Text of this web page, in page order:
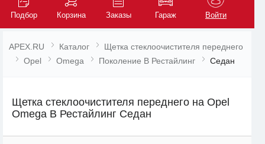
Подбор Корзина Заказы Гараж Войти
APEX.RU Каталог
Щетка стеклоочистителя переднего
Opel
Omega Поколение B Рестайлинг Седан
Щетка стеклоочистителя переднего на Opel
Omega B Рестайлинг Седан